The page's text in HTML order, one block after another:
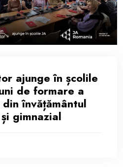
ajunge în școlile
de formare a
învățământul
gimnazial